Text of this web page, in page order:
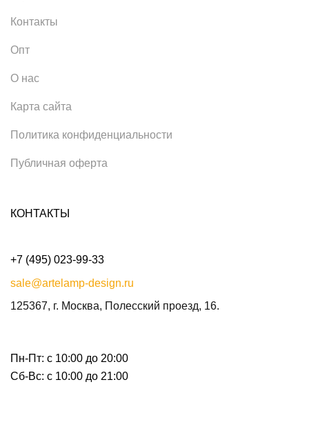
Контакты
Опт
О нас
Карта сайта
Политика конфиденциальности
Публичная оферта
КОНТАКТЫ
+7 (495) 023-99-33
sale@artelamp-design.ru
125367, г. Москва, Полесский проезд, 16.
Пн-Пт: с 10:00 до 20:00
Сб-Вс: с 10:00 до 21:00